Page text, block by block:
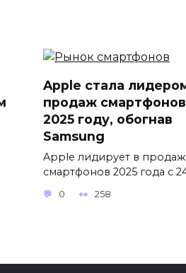
Apple стала
продаж
2025 году, обогнав
Samsung
Apple лидирует в
смартфонов 2025 года с
0 258